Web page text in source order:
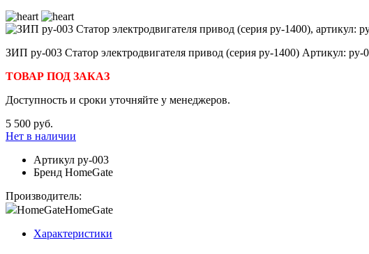
ЗИП py-003 Статор электродвигателя привод (серия py-1400) Артикул: py-
ТОВАР ПОД ЗАКАЗ
Доступность и сроки уточняйте у менеджеров.
5 500 руб.
Нет в наличии
Артикул py-003
Бренд HomeGate
Производитель:
HomeGateHomeGate
Характеристики